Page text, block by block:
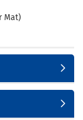
Mat)